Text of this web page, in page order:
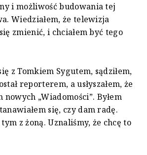
i możliwość budowania tej
Wiedziałem, że telewizja
zmienić, i chciałem być tego
z Tomkiem Sygutem, sądziłem,
reporterem, a usłyszałem, że
nowych „Wiadomości”. Byłem
się, czy dam radę.
z żoną. Uznaliśmy, że chcę to